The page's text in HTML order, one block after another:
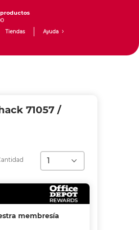
Tiendas Ayuda
71057 /
membresía